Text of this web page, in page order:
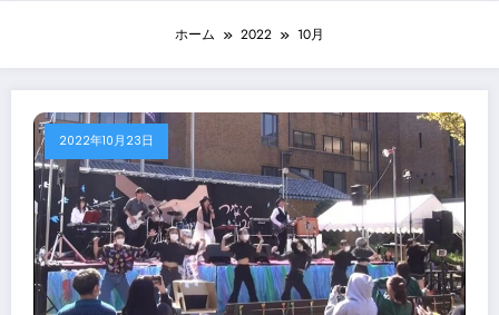
ホーム 2022 10月
2022年10月23日